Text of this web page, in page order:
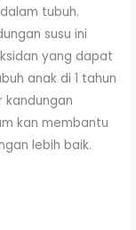
tubuh.
susu ini
yang dapat
anak di 1 tahun
kandungan
kan membantu
lebih baik.